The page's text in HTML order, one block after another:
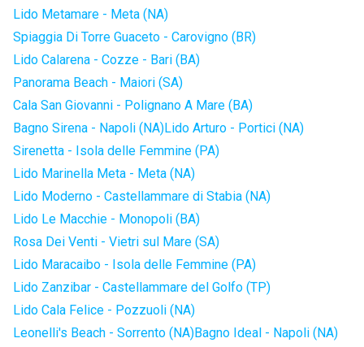
Lido Metamare - Meta (NA)
Spiaggia Di Torre Guaceto - Carovigno (BR)
Lido Calarena - Cozze - Bari (BA)
Panorama Beach - Maiori (SA)
Cala San Giovanni - Polignano A Mare (BA)
Bagno Sirena - Napoli (NA)Lido Arturo - Portici (NA)
Sirenetta - Isola delle Femmine (PA)
Lido Marinella Meta - Meta (NA)
Lido Moderno - Castellammare di Stabia (NA)
Lido Le Macchie - Monopoli (BA)
Rosa Dei Venti - Vietri sul Mare (SA)
Lido Maracaibo - Isola delle Femmine (PA)
Lido Zanzibar - Castellammare del Golfo (TP)
Lido Cala Felice - Pozzuoli (NA)
Leonelli's Beach - Sorrento (NA)Bagno Ideal - Napoli (NA)